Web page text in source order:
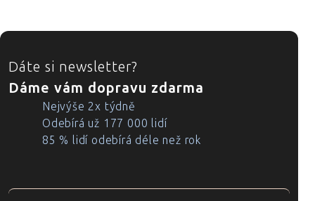
ZÁPATÍ
Dáte si newsletter?
Dáme vám dopravu zdarma
Nejvýše 2x týdně
Odebírá už 177 000 lidí
85 % lidí odebírá déle než rok